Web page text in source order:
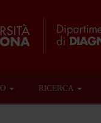
RICERCA